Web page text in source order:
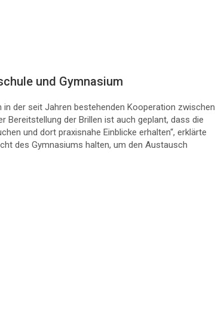
und Gymnasium
der seit Jahren bestehenden Kooperation zwischen
Bereitstellung der Brillen ist auch geplant, dass die
und dort praxisnahe Einblicke erhalten“, erklärte
des Gymnasiums halten, um den Austausch